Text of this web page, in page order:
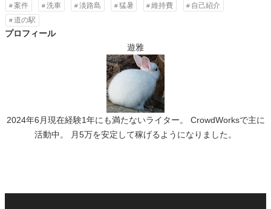
案件
洗車 淡路島 猛暑 維持費
自己紹介
道の駅
プロフィール
遊雅
2024年6月現在経験1年にも満たないライター。 CrowdWorksで主に
活動中。 月5万を安定して稼げるようになりました。